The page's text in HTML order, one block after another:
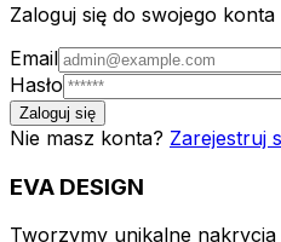
Zaloguj się do swojego konta
Email
Hasło
Zaloguj się
Nie masz konta? Zarejestruj
EVA DESIGN
Tworzymy unikalne nakrycia